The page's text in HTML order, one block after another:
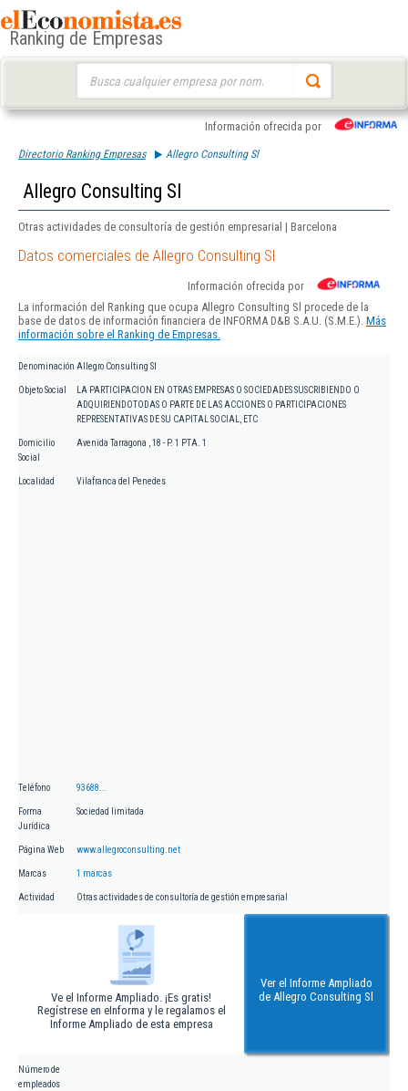
Ranking de Empresas
Información ofrecida por
Directorio Ranking Empresas Allegro Consulting Sl
Allegro Consulting Sl
Otras actividades de consultoría de gestión empresarial | Barcelona
Datos comerciales de Allegro Consulting Sl
Información ofrecida por
La información del Ranking que ocupa Allegro Consulting Sl procede de la
base de datos de información financiera de INFORMA D&B S.A.U. (S.M.E.). Más
información sobre el Ranking de Empresas.
Denominación Allegro Consulting Sl
Objeto Social
LA PARTICIPACION EN OTRAS EMPRESAS O SOCIEDADES SUSCRIBIENDO O
ADQUIRIENDOTODAS O PARTE DE LAS ACCIONES O PARTICIPACIONES
REPRESENTATIVAS DE SU CAPITAL SOCIAL, ETC
Domicilio
Social
Avenida Tarragona , 18 - P. 1 PTA. 1
Localidad Vilafranca del Penedes
Teléfono 93688...
Forma
Jurídica
Sociedad limitada
Página Web www.allegroconsulting.net
Marcas 1 marcas
Actividad Otras actividades de consultoría de gestión empresarial
Ve el Informe Ampliado. ¡Es gratis!
Regístrese en eInforma y le regalamos el
Informe Ampliado de esta empresa
Ver el Informe Ampliado
de Allegro Consulting Sl
Número de
empleados